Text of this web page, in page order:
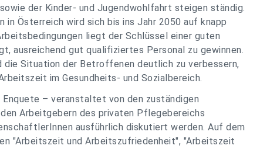
der Kinder- und Jugendwohlfahrt steigen ständig.
Österreich wird sich bis ins Jahr 2050 auf knapp
liegt der Schlüssel einer guten
ausreichend gut qualifiziertes Personal zu gewinnen.
die Situation der Betroffenen deutlich zu verbessern,
im Gesundheits- und Sozialbereich.
– veranstaltet von den zuständigen
Arbeitgebern des privaten Pflegebereichs
ausführlich diskutiert werden. Auf dem
"Arbeitszeit und Arbeitszufriedenheit", "Arbeitszeit